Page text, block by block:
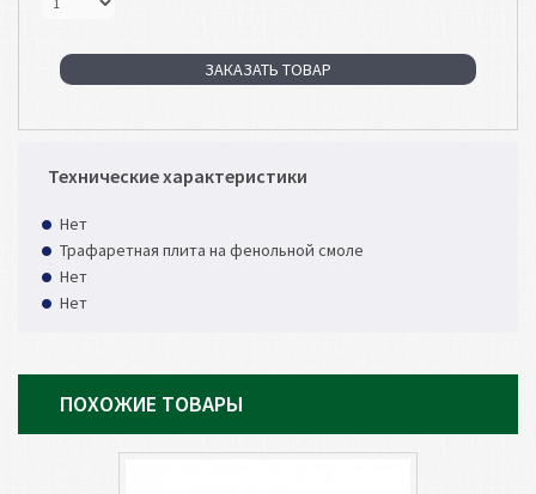
ЗАКАЗАТЬ ТОВАР
Технические характеристики
Нет
Трафаретная плита на фенольной смоле
Нет
Нет
ПОХОЖИЕ ТОВАРЫ